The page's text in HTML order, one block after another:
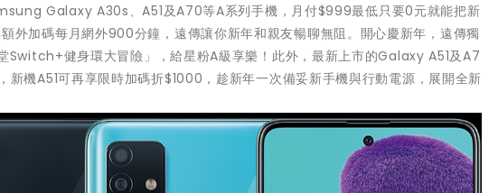
Galaxy A30s、A51及A70等A系列手機，月付$999最低只要0元就能把新
外加碼每月網外900分鐘，遠傳讓你新年和親友暢聊無阻。開心慶新年，遠傳獨
Switch+健身環大冒險」，給星粉A級享樂！此外，最新上市的Galaxy A51及A7
機A51可再享限時加碼折$1000，趁新年一次備妥新手機與行動電源，展開全新